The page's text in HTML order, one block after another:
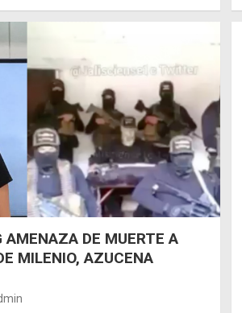
AMENAZA DE MUERTE A
MILENIO, AZUCENA